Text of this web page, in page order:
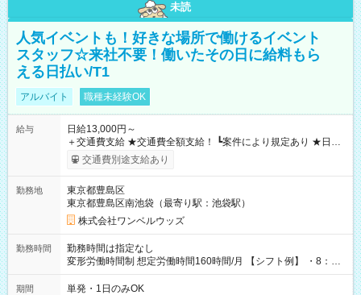
未読
人気イベントも！好きな場所で働けるイベント
スタッフ☆来社不要！働いたその日に給料もら
える日払い/T1
アルバイト 職種未経験OK
給与
日給13,000円～
＋交通費支給 ★交通費全額支給！ ┗案件により規定あり ★日払
いOK！（規定あり） ┗働いたその日に現金GET♪ お仕事後はコ
ンビニATMから 日払い分を引き落とせます！ 【試用期間】試
交通費別途支給あり
勤務地
東京都豊島区
東京都豊島区南池袋（最寄り駅：池袋駅）
株式会社ワンベルウッズ
勤務時間
勤務時間は指定なし
変形労働時間制 想定労働時間160時間/月 【シフト例】 ・8：00
～21：00
期間 単発・1日のみOK